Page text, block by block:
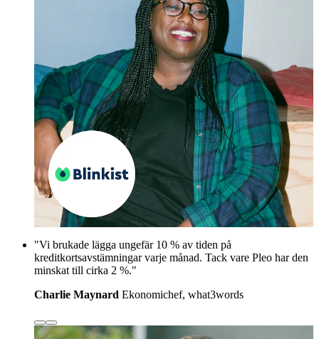
"Vi brukade lägga ungefär 10 % av tiden på
kreditkortsavstämningar varje månad. Tack vare Pleo har den
minskat till cirka 2 %."
Charlie Maynard Ekonomichef, what3words